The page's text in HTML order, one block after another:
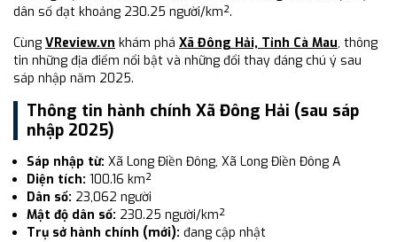
dân số đạt khoảng 230.25 người/km².
Cùng VReview.vn khám phá Xã Đông Hải, Tỉnh Cà Mau, thông
tin những địa điểm nổi bật và những đổi thay đáng chú ý sau
sáp nhập năm 2025.
Thông tin hành chính Xã Đông Hải (sau sáp
nhập 2025)
Sáp nhập từ: Xã Long Điền Đông, Xã Long Điền Đông A
Diện tích: 100.16 km²
Dân số: 23,062 người
Mật độ dân số: 230.25 người/km²
Trụ sở hành chính (mới): đang cập nhật